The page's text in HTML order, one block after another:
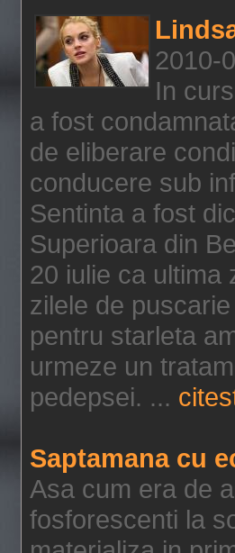
2010-
In
a fost
de eliberare
conducere sub
Sentinta a fost
Superioara din
20 iulie ca ultima
zilele de
pentru starleta
urmeze un
pedepsei. ...
Saptamana cu
Asa cum era de
fosforescenti la